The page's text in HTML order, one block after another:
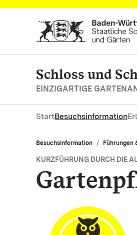
Zum Hauptinhalt springen
Schloss und
EINZIGARTIGE
StartBesuchsinformation
Besuchsinformation Führungen
KURZFÜHRUNG DURCH DIE